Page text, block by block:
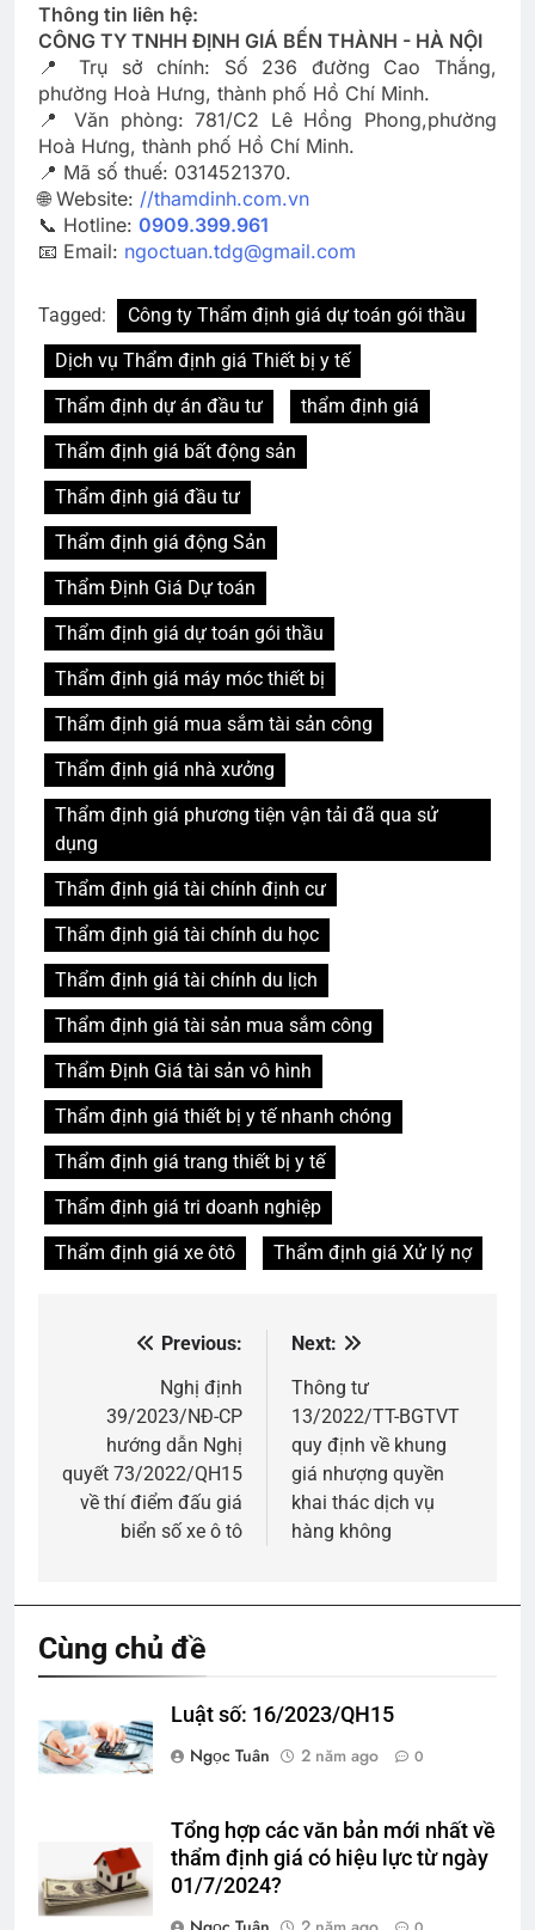
Thông tin liên hệ:
CÔNG TY TNHH ĐỊNH GIÁ BẾN THÀNH - HÀ NỘI
📍 Trụ sở chính: Số 236 đường Cao Thắng,
phường Hoà Hưng, thành phố Hồ Chí Minh.
📍 Văn phòng: 781/C2 Lê Hồng Phong,phường
Hoà Hưng, thành phố Hồ Chí Minh.
📍 Mã số thuế: 0314521370.
🌐 Website: //thamdinh.com.vn
📞 Hotline: 0909.399.961
📧 Email: ngoctuan.tdg@gmail.com
Tagged:
Công ty Thẩm định giá dự toán gói thầu
Dịch vụ Thẩm định giá Thiết bị y tế
Thẩm định dự án đầu tư
thẩm định giá
Thẩm định giá bất động sản
Thẩm định giá đầu tư
Thẩm định giá động Sản
Thẩm Định Giá Dự toán
Thẩm định giá dự toán gói thầu
Thẩm định giá máy móc thiết bị
Thẩm định giá mua sắm tài sản công
Thẩm định giá nhà xưởng
Thẩm định giá phương tiện vận tải đã qua sử
dụng
Thẩm định giá tài chính định cư
Thẩm định giá tài chính du học
Thẩm định giá tài chính du lịch
Thẩm định giá tài sản mua sắm công
Thẩm Định Giá tài sản vô hình
Thẩm định giá thiết bị y tế nhanh chóng
Thẩm định giá trang thiết bị y tế
Thẩm định giá tri doanh nghiệp
Thẩm định giá xe ôtô
Thẩm định giá Xử lý nợ
viết
Previous:
Nghị định
39/2023/NĐ-CP
hướng dẫn Nghị
quyết 73/2022/QH15
về thí điểm đấu giá
biển số xe ô tô
Next:
Thông tư
13/2022/TT-BGTVT
quy định về khung
giá nhượng quyền
khai thác dịch vụ
hàng không
Cùng chủ đề
Luật số: 16/2023/QH15
Ngọc Tuân
2 năm ago 0
Tổng hợp các văn bản mới nhất về
thẩm định giá có hiệu lực từ ngày
01/7/2024?